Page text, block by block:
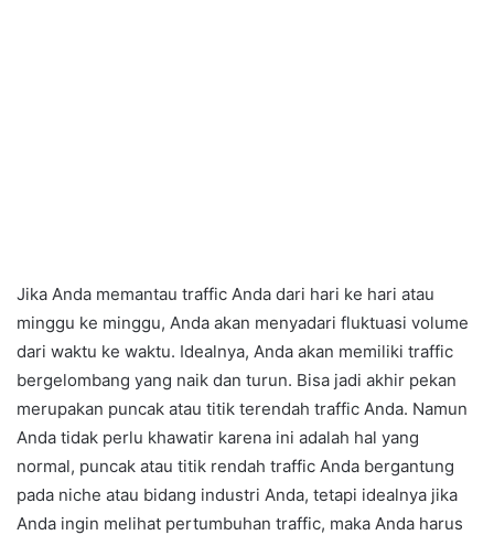
Jika Anda memantau traffic Anda dari hari ke hari atau
minggu ke minggu, Anda akan menyadari fluktuasi volume
dari waktu ke waktu. Idealnya, Anda akan memiliki traffic
bergelombang yang naik dan turun. Bisa jadi akhir pekan
merupakan puncak atau titik terendah traffic Anda. Namun
Anda tidak perlu khawatir karena ini adalah hal yang
normal, puncak atau titik rendah traffic Anda bergantung
pada niche atau bidang industri Anda, tetapi idealnya jika
Anda ingin melihat pertumbuhan traffic, maka Anda harus